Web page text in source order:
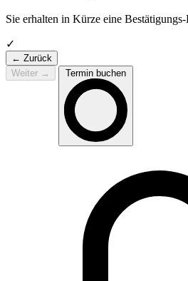
Sie erhalten in Kürze eine
✓
← Zurück
Weiter → Termin buchen